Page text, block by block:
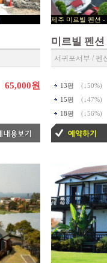
도펜션
65,000원
제주 미르빌
미르빌 펜션
서귀포서부 / 펜
13평 (↓ 50%)
15평 (↓ 47%)
18평 (↓ 56%)